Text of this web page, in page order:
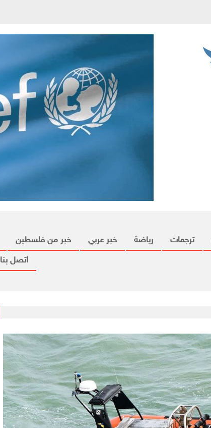
خبر من فلسطين خبر عربي رياضة ترجمات
اتصل بنا